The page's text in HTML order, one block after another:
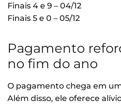
Finais 4 e 9 – 04/12
Finais 5 e 0 – 05/12
Pagamento
no fim do ano
O pagamento chega em
Além disso, ele oferece